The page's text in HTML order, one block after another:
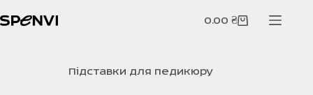
до
вмісту
Кошик
0.00₴
Підставки для педикюру